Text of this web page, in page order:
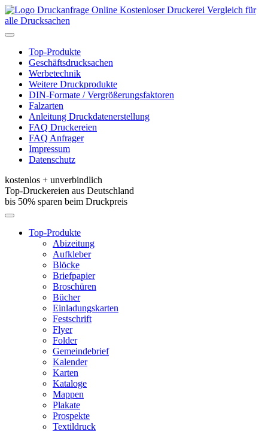
Kostenloser Druckerei Vergleich für
alle Drucksachen
Toggle
navigationTop-Produkte
Geschäftsdrucksachen
Werbetechnik
Weitere Druckprodukte
DIN-Formate / Vergrößerungsfaktoren
Falzarten
Anleitung Druckdatenerstellung
FAQ Druckereien
FAQ Anfrager
Impressum
Datenschutz
kostenlos + unverbindlich
Top-Druckereien aus Deutschland
bis 50% sparen beim Druckpreis
Toggle
navigationTop-Produkte
Abizeitung
Aufkleber
Blöcke
Briefpapier
Broschüren
Bücher
Einladungskarten
Festschrift
Flyer
Folder
Gemeindebrief
Kalender
Karten
Kataloge
Mappen
Plakate
Prospekte
Textildruck